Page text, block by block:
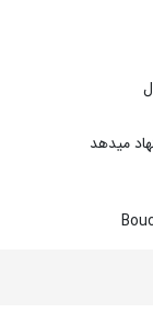
میدهد